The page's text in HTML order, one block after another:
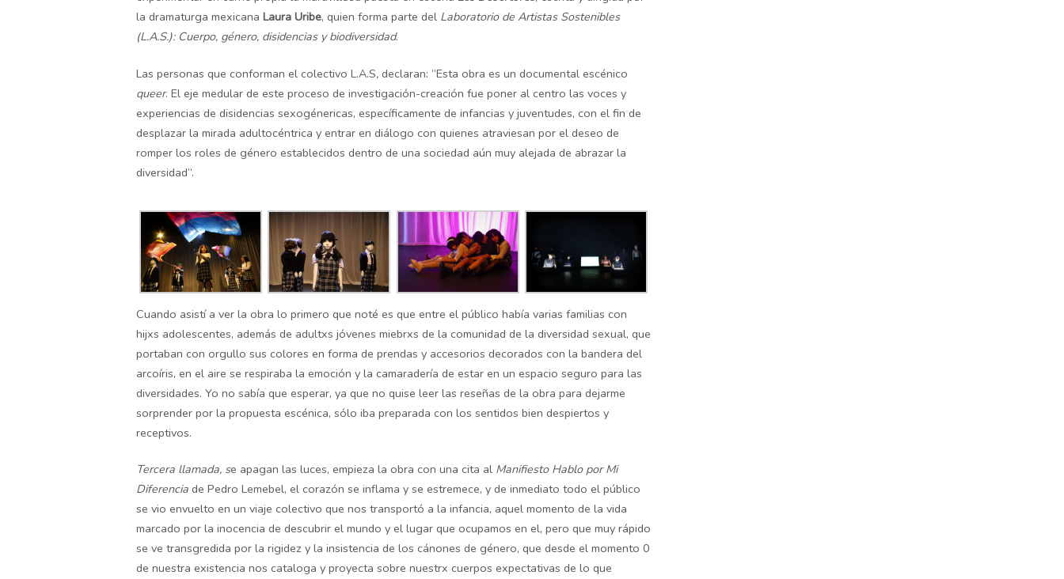
la dramaturga mexicana Laura Uribe, quien forma parte del Laboratorio de Artistas Sostenibles
(L.A.S.): Cuerpo, género, disidencias y biodiversidad.
Las personas que conforman el colectivo L.A.S, declaran: “Esta obra es un documental escénico
queer. El eje medular de este proceso de investigación-creación fue poner al centro las voces y
experiencias de disidencias sexogénericas, específicamente de infancias y juventudes, con el fin de
desplazar la mirada adultocéntrica y entrar en diálogo con quienes atraviesan por el deseo de
romper los roles de género establecidos dentro de una sociedad aún muy alejada de abrazar la
diversidad”.
Cuando asistí a ver la obra lo primero que noté es que entre el público había varias familias con
hijxs adolescentes, además de adultxs jóvenes miebrxs de la comunidad de la diversidad sexual, que
portaban con orgullo sus colores en forma de prendas y accesorios decorados con la bandera del
arcoíris, en el aire se respiraba la emoción y la camaradería de estar en un espacio seguro para las
diversidades. Yo no sabía que esperar, ya que no quise leer las reseñas de la obra para dejarme
sorprender por la propuesta escénica, sólo iba preparada con los sentidos bien despiertos y
receptivos.
Tercera llamada, se apagan las luces, empieza la obra con una cita al Manifiesto Hablo por Mi
Diferencia de Pedro Lemebel, el corazón se inflama y se estremece, y de inmediato todo el público
se vio envuelto en un viaje colectivo que nos transportó a la infancia, aquel momento de la vida
marcado por la inocencia de descubrir el mundo y el lugar que ocupamos en el, pero que muy rápido
se ve transgredida por la rigidez y la insistencia de los cánones de género, que desde el momento 0
de nuestra existencia nos cataloga y proyecta sobre nuestrx cuerpos expectativas de lo que